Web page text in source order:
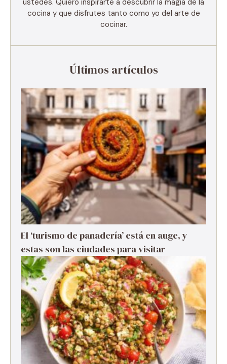
cocina y que disfrutes tanto como yo del arte de
cocinar.
Últimos artículos
El ‘turismo de panadería’ está en auge, y
estas son las ciudades para visitar